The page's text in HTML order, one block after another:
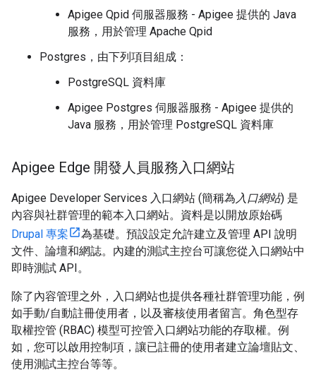
Apigee Qpid 伺服器服務 - Apigee 提供的 Java
服務，用於管理 Apache Qpid
Postgres，由下列項目組成：
PostgreSQL 資料庫
Apigee Postgres 伺服器服務 - Apigee 提供的
Java 服務，用於管理 PostgreSQL 資料庫
Apigee Edge 開發人員服務入口網站
Apigee Developer Services 入口網站 (簡稱為 入口網站) 是
內容與社群管理的範本入口網站。資料是以開放原始碼
Drupal 專案
為基礎。預設設定允許建立及管理 API 說明
文件、論壇和網誌。內建的測試主控台可讓您從入口網站中
即時測試 API。
除了內容管理之外，入口網站也提供各種社群管理功能，例
如手動/自動註冊使用者，以及審核使用者留言。角色型存
取權控管 (RBAC) 模型可控管入口網站功能的存取權。例
如，您可以啟用控制項，讓已註冊的使用者建立論壇貼文、
使用測試主控台等等。